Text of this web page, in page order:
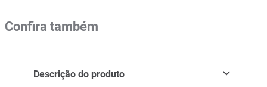
Confira também
Descrição do produto